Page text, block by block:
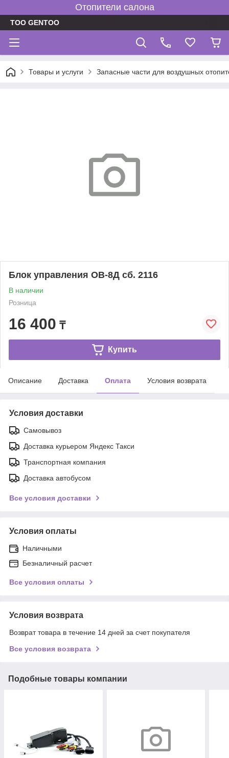
Отопители салона
TOO GENTOO
Товары и услуги Запасные части для воздушных
Блок управления ОВ-8Д сб. 2116
В наличии
Розница
16 400 ₸
Купить
Описание Доставка Оплата Условия возврата
Условия доставки
Самовывоз
Доставка курьером Яндекс Такси
Транспортная компания
Доставка автобусом
Все условия доставки
Условия оплаты
Наличными
Безналичный расчет
Все условия оплаты
Условия возврата
Возврат товара в течение 14 дней за счет покупателя
Все условия возврата
Подобные товары компании